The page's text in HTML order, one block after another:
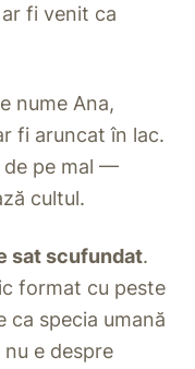
fi venit ca
nume Ana,
fi aruncat în lac.
de pe mal —
cultul.
sat scufundat.
format cu peste
ca specia umană
e despre